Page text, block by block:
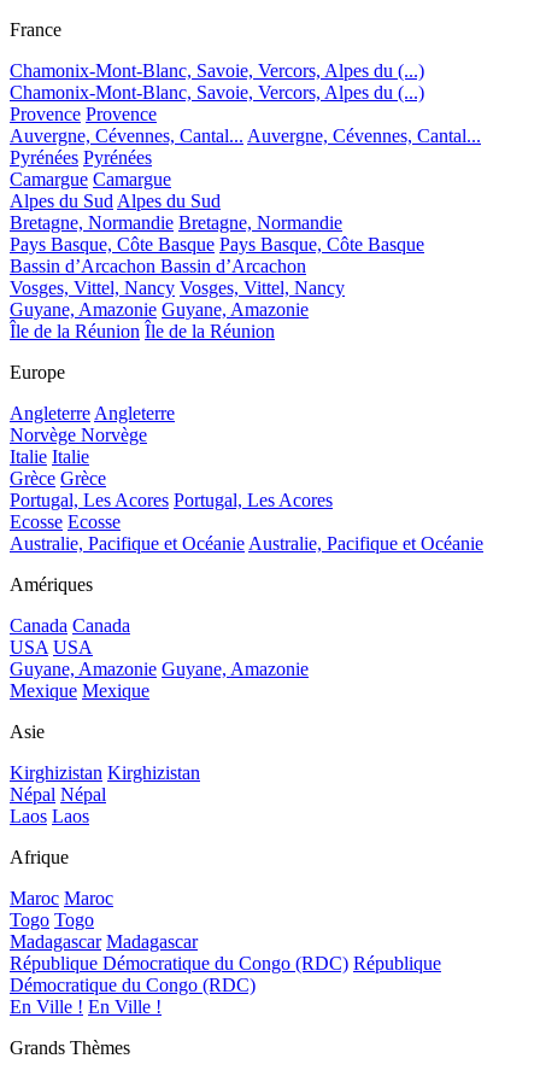
France
Chamonix-Mont-Blanc, Savoie, Vercors, Alpes du (...)
Chamonix-Mont-Blanc, Savoie, Vercors, Alpes du (...)
Provence Provence
Auvergne, Cévennes, Cantal... Auvergne, Cévennes, Cantal...
Pyrénées Pyrénées
Camargue Camargue
Alpes du Sud Alpes du Sud
Bretagne, Normandie Bretagne, Normandie
Pays Basque, Côte Basque Pays Basque, Côte Basque
Bassin d’Arcachon Bassin d’Arcachon
Vosges, Vittel, Nancy Vosges, Vittel, Nancy
Guyane, Amazonie Guyane, Amazonie
Île de la Réunion Île de la Réunion
Europe
Angleterre Angleterre
Norvège Norvège
Italie Italie
Grèce Grèce
Portugal, Les Acores Portugal, Les Acores
Ecosse Ecosse
Australie, Pacifique et Océanie Australie, Pacifique et Océanie
Amériques
Canada Canada
USA USA
Guyane, Amazonie Guyane, Amazonie
Mexique Mexique
Asie
Kirghizistan Kirghizistan
Népal Népal
Laos Laos
Afrique
Maroc Maroc
Togo Togo
Madagascar Madagascar
République Démocratique du Congo (RDC) République
Démocratique du Congo (RDC)
En Ville ! En Ville !
Grands Thèmes